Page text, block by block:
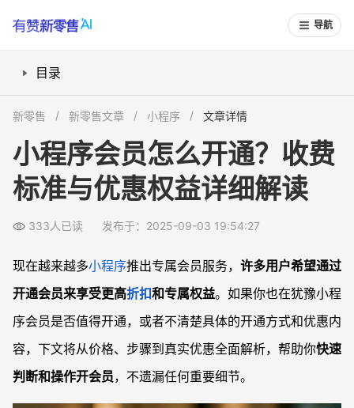
导航
目录
小程序会员具体有哪些优惠权益？
会员值不值得开？什么用户开通最划算
小程序会员开通后可以随时取消自动续费吗？
不同小程序会员权益有区别吗？
新零售 新零售文章 小程序 文章详情
小程序会员怎么开通？收费
标准与优惠权益详细解读
333人已读 发布于：2025-09-03 19:54:27
现在越来越多小程序推出专属会员服务， 许多用户希望通过
开通会员来享受更高折扣和专属权益。如果你也在犹豫小程
序会员是否值得开通，或者不清楚具体的开通方式和优惠内
容，下文将从价格、步骤到真实优惠全面解析，帮助你快速
判断和操作开会员，不遗漏任何重要细节。